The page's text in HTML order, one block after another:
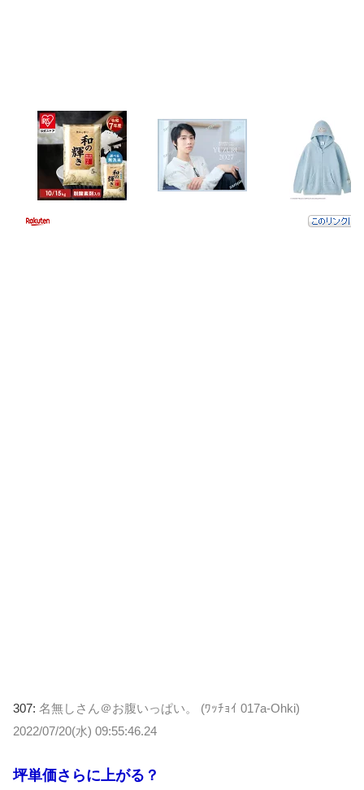
307: 名無しさん＠お腹いっぱい。 (ﾜｯﾁｮｲ 017a-Ohki)
2022/07/20(水) 09:55:46.24
坪単価さらに上がる？